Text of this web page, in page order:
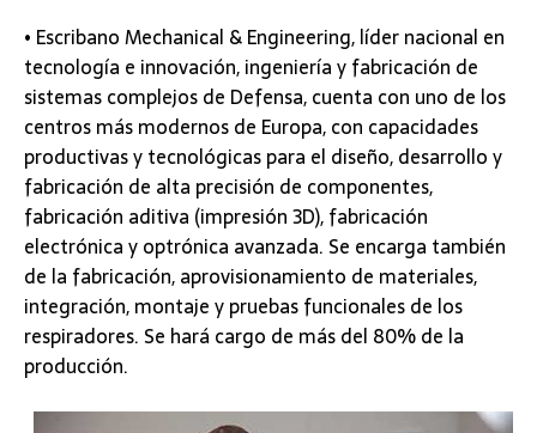
• Escribano Mechanical & Engineering, líder nacional en
tecnología e innovación, ingeniería y fabricación de
sistemas complejos de Defensa, cuenta con uno de los
centros más modernos de Europa, con capacidades
productivas y tecnológicas para el diseño, desarrollo y
fabricación de alta precisión de componentes,
fabricación aditiva (impresión 3D), fabricación
electrónica y optrónica avanzada. Se encarga también
de la fabricación, aprovisionamiento de materiales,
integración, montaje y pruebas funcionales de los
respiradores. Se hará cargo de más del 80% de la
producción.